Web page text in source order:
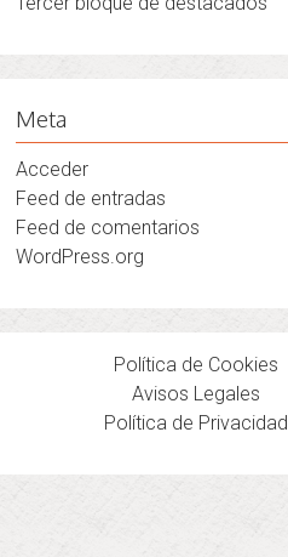
Meta
Acceder
Feed de entradas
Feed de comentarios
WordPress.org
Política de Cookies
Avisos Legales
Política de Privacidad